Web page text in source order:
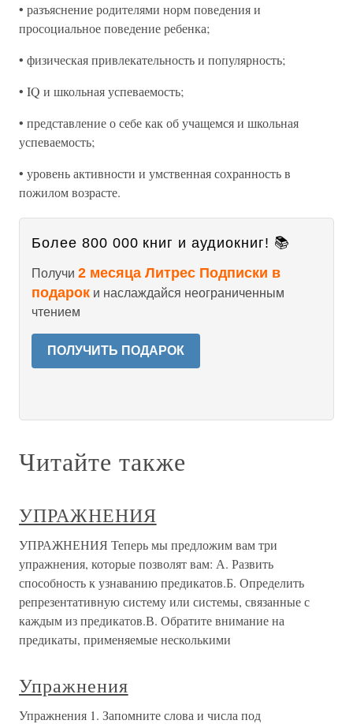
• разъяснение родителями норм поведения и
просоциальное поведение ребенка;
• физическая привлекательность и популярность;
• IQ и школьная успеваемость;
• представление о себе как об учащемся и школьная
успеваемость;
• уровень активности и умственная сохранность в
пожилом возрасте.
Более 800 000 книг и аудиокниг! 📚
Получи 2 месяца Литрес Подписки в
подарок и наслаждайся неограниченным
чтением
ПОЛУЧИТЬ ПОДАРОК
Читайте также
УПРАЖНЕНИЯ
УПРАЖНЕНИЯ Теперь мы предложим вам три
упражнения, которые позволят вам: А. Развить
способность к узнаванию предикатов.Б. Определить
репрезентативную систему или системы, связанные с
каждым из предикатов.В. Обратите внимание на
предикаты, применяемые несколькими
Упражнения
Упражнения 1. Запомните слова и числа под